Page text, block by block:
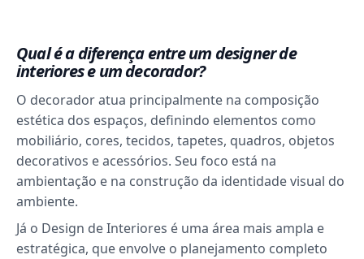
Qual é a diferença entre um designer de
interiores e um decorador?
O decorador atua principalmente na composição
estética dos espaços, definindo elementos como
mobiliário, cores, tecidos, tapetes, quadros, objetos
decorativos e acessórios. Seu foco está na
ambientação e na construção da identidade visual do
ambiente.
Já o Design de Interiores é uma área mais ampla e
estratégica, que envolve o planejamento completo